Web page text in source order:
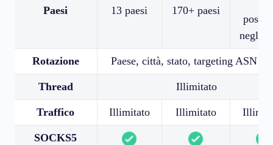
Paesi 13 paesi 170+ paesi
negli
Rotazione Paese, città, stato, targeting ASN /
Thread Illimitato
Traffico Illimitato Illimitato
SOCKS5